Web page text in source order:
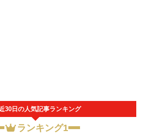
30日の人気記事ランキング
ランキング1